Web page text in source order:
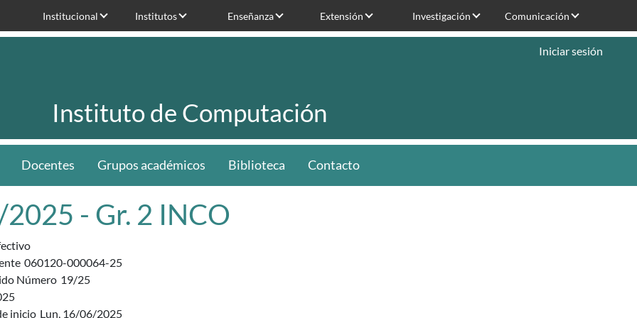
Institucional Institutos Enseñanza Extensión Investigación Comunicación
Instituto de Computación
Iniciar sesión
Docentes Grupos académicos Biblioteca Contacto
- Gr. 2 INCO
060120-000064-25
Número 19/25
inicio Lun, 16/06/2025